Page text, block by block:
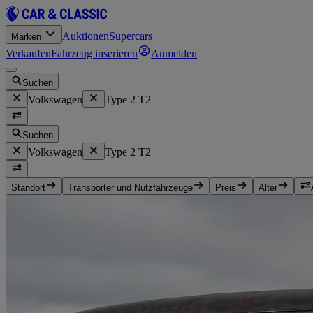
Marken AuktionenSupercars
VerkaufenFahrzeug inserieren Anmelden
Suchen
Volkswagen Type 2 T2
Suchen
Volkswagen Type 2 T2
Standort Transporter und Nutzfahrzeuge Preis Alter